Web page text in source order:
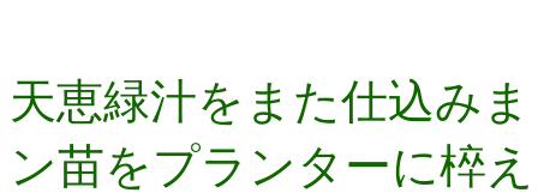
天恵緑汁をまた仕込み
ン苗をプランターに椊